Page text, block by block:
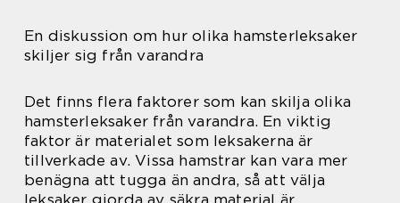
En diskussion om hur olika hamsterleksaker
skiljer sig från varandra
Det finns flera faktorer som kan skilja olika
hamsterleksaker från varandra. En viktig
faktor är materialet som leksakerna är
tillverkade av. Vissa hamstrar kan vara mer
benägna att tugga än andra, så att välja